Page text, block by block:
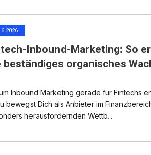
Inbound-Marketing: So
beständiges organisches
Inbound Marketing gerade für Fintechs
bewegst Dich als Anbieter im
herausfordernden Wettb...